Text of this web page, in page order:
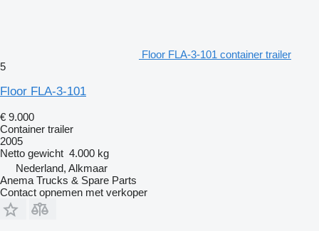
Floor FLA-3-101 container trailer
5
Floor FLA-3-101
€ 9.000
Container trailer
2005
Netto gewicht 4.000 kg
Nederland, Alkmaar
Anema Trucks & Spare Parts
Contact opnemen met verkoper